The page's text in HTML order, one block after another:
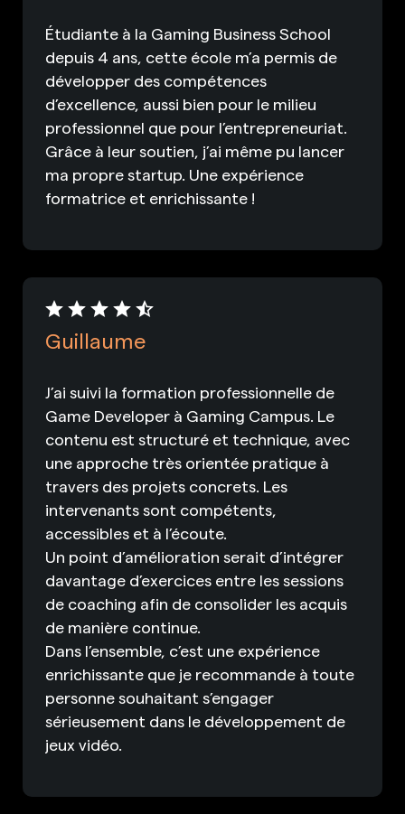
Étudiante à la Gaming Business School
depuis 4 ans, cette école m’a permis de
développer des compétences
d’excellence, aussi bien pour le milieu
professionnel que pour l’entrepreneuriat.
Grâce à leur soutien, j’ai même pu lancer
ma propre startup. Une expérience
formatrice et enrichissante !
Guillaume
J’ai suivi la formation professionnelle de
Game Developer à Gaming Campus. Le
contenu est structuré et technique, avec
une approche très orientée pratique à
travers des projets concrets. Les
intervenants sont compétents,
accessibles et à l’écoute.
Un point d’amélioration serait d’intégrer
davantage d’exercices entre les sessions
de coaching afin de consolider les acquis
de manière continue.
Dans l’ensemble, c’est une expérience
enrichissante que je recommande à toute
personne souhaitant s’engager
sérieusement dans le développement de
jeux vidéo.